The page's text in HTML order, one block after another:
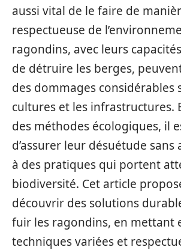
aussi vital de le faire de
respectueuse de
ragondins, avec leurs
de détruire les berges,
des dommages considérables
cultures et les infrastructures.
des méthodes écologiques, il
d’assurer leur désuétude
à des pratiques qui portent
biodiversité. Cet article
découvrir des solutions
fuir les ragondins, en mettant
techniques variées et